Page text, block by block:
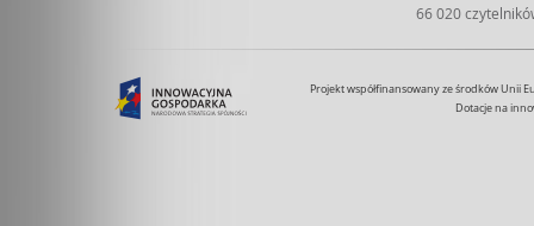
66 020
Projekt współfinansowany ze środków Unii
Dotacje na